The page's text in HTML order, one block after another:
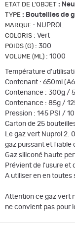
ETAT DE L'OBJET :
TYPE : Bouteilles de
MARQUE : NUPROL
COLORIS : Vert
POIDS (G) : 300
VOLUME (ML) : 1000
Température
Contenant : 650ml
Contenance : 300g /
Contenance : 85g /
Pression : 145 PSI /
Carton de 25
Le gaz vert Nuprol 2.
gaz puissant et fiable
Gaz siliconé haute
Prévient de l'usure et
A utiliser en en toutes
Attention ce gaz vert
ne convient pas pour